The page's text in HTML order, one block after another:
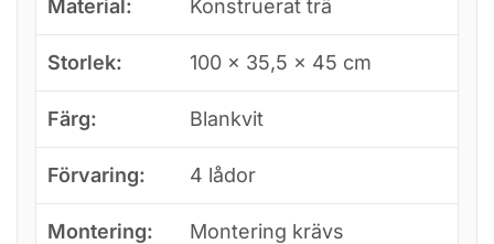
Material: Konstruerat trä
Storlek: 100 × 35,5 × 45 cm
Färg: Blankvit
Förvaring: 4 lådor
Montering: Montering krävs